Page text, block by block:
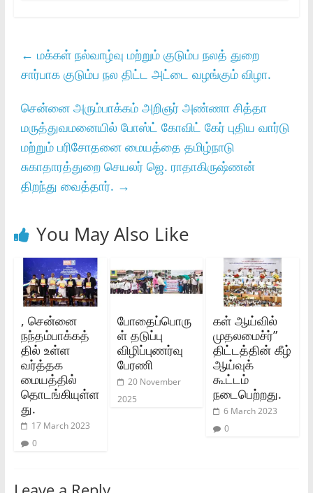
← மக்கள் நல்வாழ்வு மற்றும் குடும்ப நலத் துறை
சார்பாக குடும்ப நல திட்ட அட்டை வழங்கும் விழா.
சென்னை அரும்பாக்கம் அறிஞர் அண்ணா சித்தா
மருத்துவமனையில் போஸ்ட் கோவிட் கேர் புதிய வார்டு
மற்றும் பரிசோதனை மையத்தை தமிழ்நாடு
சுகாதாரத்துறை செயலர் ஜெ. ராதாகிருஷ்ணன்
திறந்து வைத்தார். →
You May Also Like
, சென்னை
நந்தம்பாக்கத்
தில் உள்ள
வர்த்தக
மையத்தில்
தொடங்கியுள்ள
து.
17 March 2023
0
போதைப்பொரு
ள் தடுப்பு
விழிப்புணர்வு
பேரணி
20 November
2025
கள் ஆய்வில்
முதலமைச்ர்”
திட்டத்தின் கீழ்
ஆய்வுக்
கூட்டம்
நடைபெற்றது.
6 March 2023
0